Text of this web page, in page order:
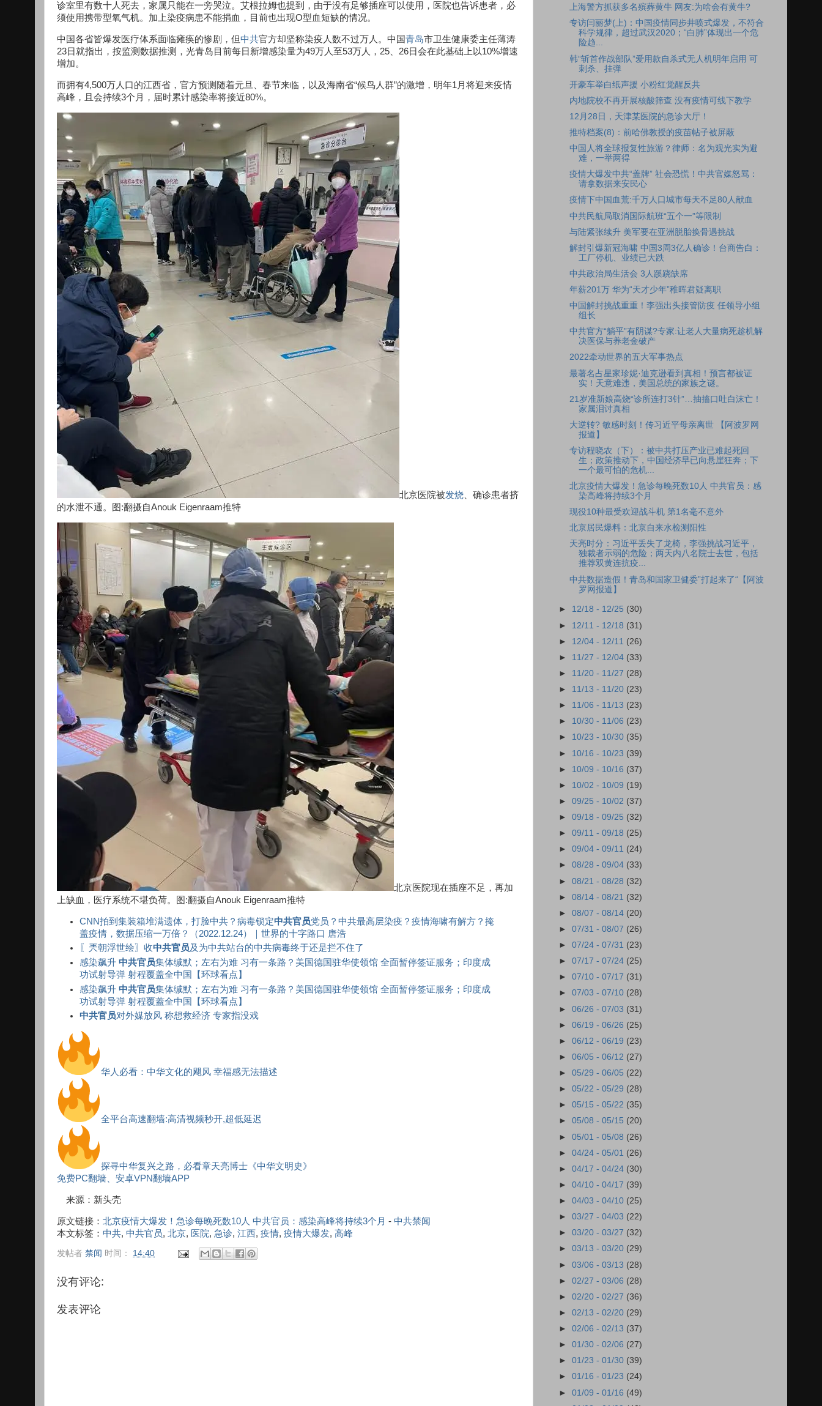
诊室里有数十人死去，家属只能在一旁哭泣。艾根拉姆也提到，由于没有足够插座可以使用，医院也告诉患者，必
须使用携带型氧气机。加上染疫病患不能捐血，目前也出现O型血短缺的情况。
中国各省皆爆发医疗体系面临瘫痪的惨剧，但中共官方却坚称染疫人数不过万人。中国青岛市卫生健康委主任薄涛
23日就指出，按监测数据推测，光青岛目前每日新增感染量为49万人至53万人，25、26日会在此基础上以10%增速
增加。
而拥有4,500万人口的江西省，官方预测随着元旦、春节来临，以及海南省“候鸟人群”的激增，明年1月将迎来疫情
高峰，且会持续3个月，届时累计感染率将接近80%。
北京医院被发烧 、确诊患者挤
的水泄不通。图:翻摄自Anouk Eigenraam推特
北京医院现在插座不足，再加
上缺血，医疗系统不堪负荷。图:翻摄自Anouk Eigenraam推特
CNN拍到集装箱堆满遗体，打脸中共？病毒锁定中共官员党员？中共最高层染疫？疫情海啸有解方？掩
盖疫情，数据压缩一万倍？（2022.12.24）｜世界的十字路口 唐浩
〖兲朝浮世绘〗收中共官员及为中共站台的中共病毒终于还是拦不住了
感染飙升中共官员集体缄默；左右为难 习有一条路？美国德国驻华使领馆 全面暂停签证服务；印度成
功试射导弹 射程覆盖全中国【环球看点】
感染飙升中共官员集体缄默；左右为难 习有一条路？美国德国驻华使领馆 全面暂停签证服务；印度成
功试射导弹 射程覆蓋全中国【环球看点】
中共官员对外媒放风 称想救经济 专家指没戏
华人必看：中华文化的飓风 幸福感无法描述
全平台高速翻墙:高清视频秒开,超低延迟
探寻中华复兴之路，必看章天亮博士《中华文明史》
免费PC翻墙、安卓VPN翻墙APP
来源：新头壳
原文链接： 北京疫情大爆发！急诊每晚死数10人 中共官员：感染高峰将持续3个月 - 中共禁闻
本文标签： 中共, 中共官员, 北京, 医院, 急诊, 江西, 疫情, 疫情大爆发, 高峰
发帖者 禁闻 时间： 14:40
没有评论:
发表评论
上海警方抓获多名殡葬黄牛 网友:为啥会有黄牛?
专访闫丽梦(上)：中国疫情同步井喷式爆发，不符合
科学规律，超过武汉2020；“白肺”体现出一个危
险趋...
韩“斩首作战部队”爱用款自杀式无人机明年启用 可
刺杀、挂弹
开豪车举白纸声援 小粉红觉醒反共
内地院校不再开展核酸筛查 没有疫情可线下教学
12月28日，天津某医院的急诊大厅！
推特档案(8)：前哈佛教授的疫苗帖子被屏蔽
中国人将全球报复性旅游？律师：名为观光实为避
难，一举两得
疫情大爆发中共“盖牌” 社会恐慌！中共官媒怒骂：
请拿数据来安民心
疫情下中国血荒:千万人口城市每天不足80人献血
中共民航局取消国际航班“五个一”等限制
与陆紧张续升 美军要在亚洲脱胎换骨遇挑战
解封引爆新冠海啸 中国3周3亿人确诊！台商告白：
工厂停机、业绩已大跌
中共政治局生活会 3人蹊跷缺席
年薪201万 华为“天才少年”稚晖君疑离职
中国解封挑战重重！李强出头接管防疫 任领导小组
组长
中共官方“躺平”有阴谋?专家:让老人大量病死趁机解
决医保与养老金破产
2022牵动世界的五大军事热点
最著名占星家珍妮·迪克逊看到真相！预言都被证
实！天意难违，美国总统的家族之谜。
21岁准新娘高烧“诊所连打3针”…抽搐口吐白沫亡！
家属泪讨真相
大逆转? 敏感时刻！传习近平母亲离世 【阿波罗网
报道】
专访程晓农（下）：被中共打压产业已难起死回
生；政策推动下，中国经济早已向悬崖狂奔；下
一个最可怕的危机...
北京疫情大爆发！急诊每晚死数10人 中共官员：感
染高峰将持续3个月
现役10种最受欢迎战斗机 第1名毫不意外
北京居民爆料：北京自来水检测阳性
天亮时分：习近平丢失了龙椅，李强挑战习近平，
独裁者示弱的危险；两天内八名院士去世，包括
推荐双黄连抗疫...
中共数据造假！青岛和国家卫健委”打起来了“【阿波
罗网报道】
► 12/18 - 12/25 (30)
► 12/11 - 12/18 (31)
► 12/04 - 12/11 (26)
► 11/27 - 12/04 (33)
► 11/20 - 11/27 (28)
► 11/13 - 11/20 (23)
► 11/06 - 11/13 (23)
► 10/30 - 11/06 (23)
► 10/23 - 10/30 (35)
► 10/16 - 10/23 (39)
► 10/09 - 10/16 (37)
► 10/02 - 10/09 (19)
►09/25 - 10/02 (37)
►09/18 - 09/25 (32)
►09/11 - 09/18 (25)
►09/04 - 09/11 (24)
►08/28 - 09/04 (33)
►08/21 - 08/28 (32)
►08/14 - 08/21 (32)
►08/07 - 08/14 (20)
►07/31 - 08/07 (26)
►07/24 - 07/31 (23)
►07/17 - 07/24 (25)
►07/10 - 07/17 (31)
►07/03 - 07/10 (28)
►06/26 - 07/03 (31)
►06/19 - 06/26 (25)
►06/12 - 06/19 (23)
►06/05 - 06/12 (27)
►05/29 - 06/05 (22)
►05/22 - 05/29 (28)
►05/15 - 05/22 (35)
►05/08 - 05/15 (20)
►05/01 - 05/08 (26)
►04/24 - 05/01 (26)
►04/17 - 04/24 (30)
►04/10 - 04/17 (39)
►04/03 - 04/10 (25)
►03/27 - 04/03 (22)
►03/20 - 03/27 (32)
►03/13 - 03/20 (29)
►03/06 - 03/13 (28)
►02/27 - 03/06 (28)
►02/20 - 02/27 (36)
►02/13 - 02/20 (29)
►02/06 - 02/13 (37)
►01/30 - 02/06 (27)
►01/23 - 01/30 (39)
►01/16 - 01/23 (24)
►01/09 - 01/16 (49)